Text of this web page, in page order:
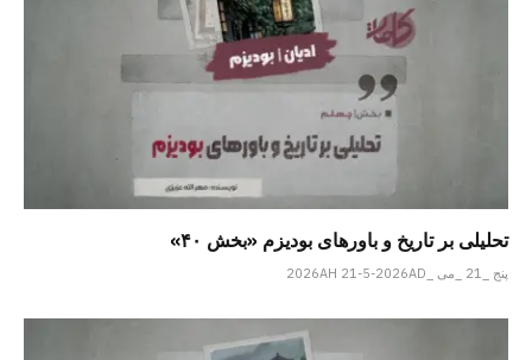
تحلیلی بر تاریخ و باورهای بودیزم «بخش ۴۰»
پنج _21 _می _2026AH 21-5-2026AD